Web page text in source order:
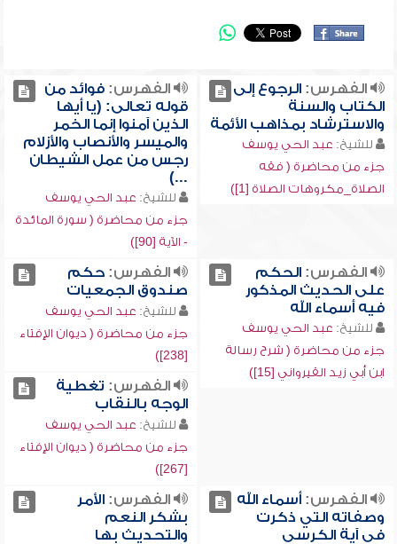
الفهرس:الرجوع إلى
الكتاب والسنة
والاسترشاد بمذاهب الأئمة
للشيخ: عبد الحي يوسف
جزء من محاضرة ( فقه
الصلاة_مكروهات الصلاة [1])
الفهرس:فوائد من
قوله تعالى: (يا أيها
الذين آمنوا إنما الخمر
والميسر والأنصاب والأزلام
رجس من عمل الشيطان
...)
للشيخ: عبد الحي يوسف
جزء من محاضرة ( سورة المائدة
- الآية [90])
الفهرس:الحكم
على الحديث المذكور
فيه أسماء الله
للشيخ: عبد الحي يوسف
جزء من محاضرة ( شرح رسالة
ابن أبي زيد القيرواني [15])
الفهرس:حكم
صندوق الجمعيات
للشيخ: عبد الحي يوسف
جزء من محاضرة ( ديوان الإفتاء
[238])
الفهرس: تغطية
الوجه بالنقاب
للشيخ: عبد الحي يوسف
جزء من محاضرة ( ديوان الإفتاء
[267])
الفهرس:أسماء الله
وصفاته التي ذكرت
في آية الكرسي
الفهرس:الأمر
بشكر النعم
والتحديث بها